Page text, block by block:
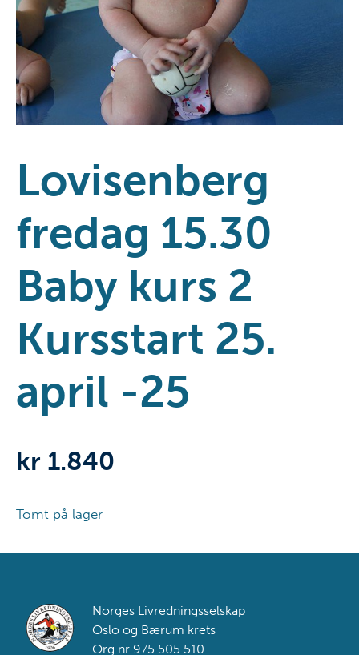
Lovisenberg
fredag 15.30
Baby kurs 2
Kursstart 25.
april -25
kr 1.840
Tomt på lager
Footer
Norges Livredningsselskap
Oslo og Bærum krets
Org nr 975 505 510